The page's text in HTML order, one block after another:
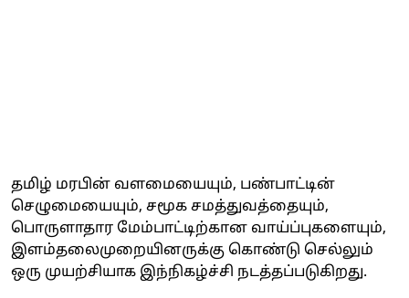
தமிழ் மரபின் வளமையையும், பண்பாட்டின்
செழுமையையும், சமூக சமத்துவத்தையும்,
பொருளாதார மேம்பாட்டிற்கான வாய்ப்புகளையும்,
இளம்தலைமுறையினருக்கு கொண்டு செல்லும்
ஒரு முயற்சியாக இந்நிகழ்ச்சி நடத்தப்படுகிறது.